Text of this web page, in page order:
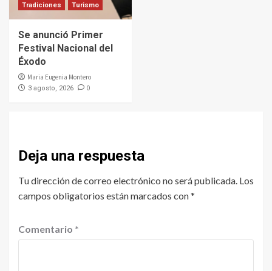
Tradiciones
Turismo
Se anunció Primer
Festival Nacional del
Éxodo
Maria Eugenia Montero
3 agosto, 2026 0
Deja una respuesta
Tu dirección de correo electrónico no será publicada. Los
campos obligatorios están marcados con*
Comentario *